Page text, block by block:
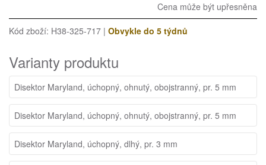
Cena může být upřesněna
Kód zboží: H38-325-717 | Obvykle do 5 týdnů
Varianty produktu
Disektor Maryland, úchopný, ohnutý, obojstranný, pr. 5 mm
Disektor Maryland, úchopný, ohnutý, obojstranný, pr. 5 mm
Disektor Maryland, úchopný, dlhý, pr. 3 mm